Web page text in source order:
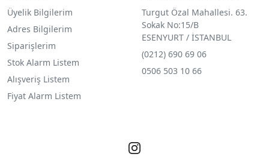
Üyelik Bilgilerim
Adres Bilgilerim
Siparişlerim
Stok Alarm Listem
Alışveriş Listem
Fiyat Alarm Listem
Turgut Özal Mahallesi. 63.
Sokak No:15/B
ESENYURT / İSTANBUL
(0212) 690 69 06
0506 503 10 66